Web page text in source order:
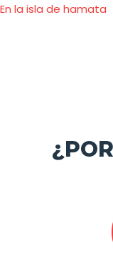
la isla de hamata